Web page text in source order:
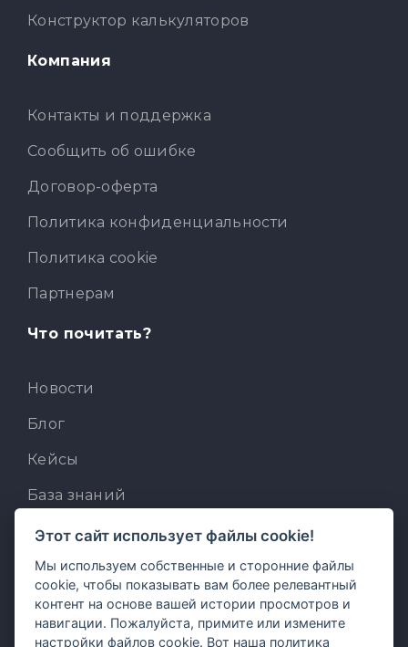
Конструктор калькуляторов
Компания
Контакты и поддержка
Сообщить об ошибке
Договор-оферта
Политика конфиденциальности
Политика cookie
Партнерам
Что почитать?
Новости
Блог
Кейсы
База знаний
Для разработчиков
Встроенный AI-ассистент
MCP для AI-клиентов
Отзывы и предложения
Этот сайт использует файлы cookie!
Мы используем собственные и сторонние файлы
cookie, чтобы показывать вам более релевантный
контент на основе вашей истории просмотров и
навигации. Пожалуйста, примите или измените
настройки файлов cookie. Вот наша политика